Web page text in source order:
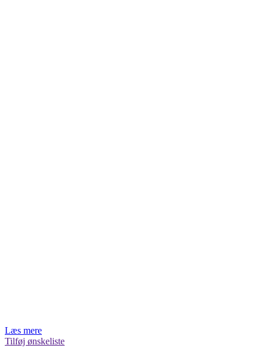
Læs mere
Tilføj ønskeliste